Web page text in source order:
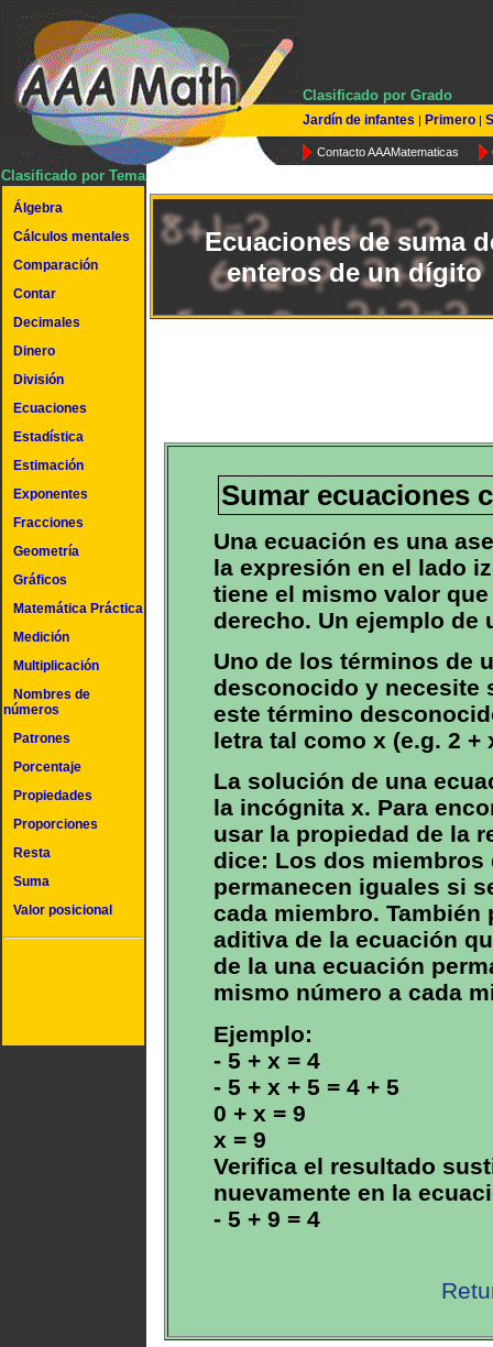
Clasificado por Grado
Jardín de infantes | Primero |
Contacto AAAMatematicas
Clasificado por Tema
Álgebra
Cálculos mentales
Comparación
Contar
Decimales
Dinero
División
Ecuaciones
Estadística
Estimación
Exponentes
Fracciones
Geometría
Gráficos
Matemática Práctica
Medición
Multiplicación
Nombres de
números
Patrones
Porcentaje
Propiedades
Proporciones
Resta
Suma
Valor posicional
Ecuaciones de suma
enteros de un dígito
Sumar ecuaciones
Una ecuación es una
la expresión en el lado
tiene el mismo valor
derecho. Un ejemplo de
Uno de los términos de
desconocido y necesite
este término
letra tal como x (e.g. 2 +
La solución de una
la incógnita x. Para
usar la propiedad de la
dice: Los dos miembros
permanecen iguales si
cada miembro.
aditiva de la ecuación
de la una ecuación
mismo número a cada
Ejemplo:
- 5 + x = 4
- 5 + x + 5 = 4 + 5
0 + x = 9
x = 9
Verifica el resultado
nuevamente en la
- 5 + 9 = 4